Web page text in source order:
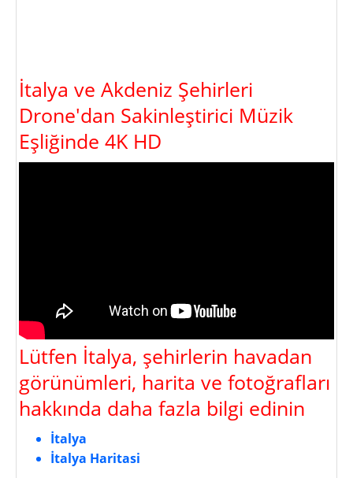
İtalya ve Akdeniz Şehirleri
Drone'dan Sakinleştirici Müzik
Eşliğinde 4K HD
Lütfen İtalya, şehirlerin havadan
görünümleri, harita ve fotoğrafları
hakkında daha fazla bilgi edinin
İtalya
İtalya Haritasi